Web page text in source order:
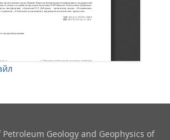
Geology and Geophysics​ of